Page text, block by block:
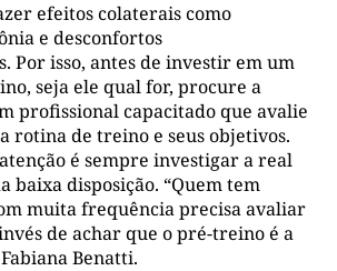
efeitos colaterais como
e desconfortos
Por isso, antes de investir em um
seja ele qual for, procure a
profissional capacitado que avalie
rotina de treino e seus objetivos.
é sempre investigar a real
baixa disposição. “Quem tem
muita frequência precisa avaliar
de achar que o pré-treino é a
Benatti.